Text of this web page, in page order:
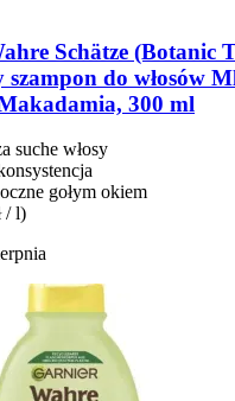
Schätze (Botanic
szampon do włosów
300 ml
suche włosy
gołym okiem
/ l)